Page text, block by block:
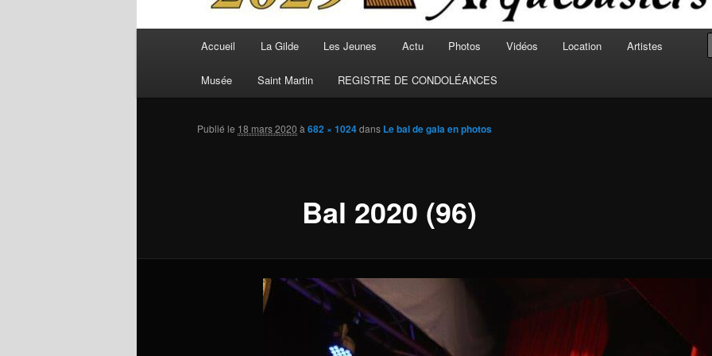
Accueil La Gilde Les Jeunes Actu Photos Vidéos Location Artistes
Musée Saint Martin REGISTRE DE CONDOLÉANCES
Bal 2020 (96)
Publié le 18 mars 2020 à 682 × 1024dans Le bal de gala en photos